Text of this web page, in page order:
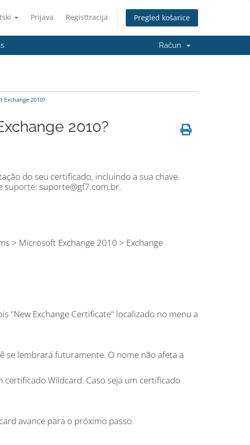
Prijava Registtracija Pregled košarice
Račun
2010?
2010?
do seu certificado, incluindo a sua chave
suporte: suporte@gf7.com.br.
> Microsoft Exchange 2010 > Exchange
"New Exchange Certificate" localizado no menu a
se lembrará futuramente. O nome não afeta a
certificado Wildcard. Caso seja um certificado
avance para o próximo passo.